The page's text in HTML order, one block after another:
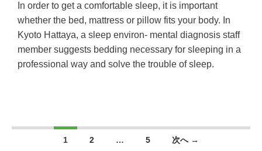
In order to get a comfortable sleep, it is important
whether the bed, mattress or pillow fits your body. In
Kyoto Hattaya, a sleep environ- mental diagnosis staff
member suggests bedding necessary for sleeping in a
professional way and solve the trouble of sleep.
投稿ナビゲーション
1 2 … 5 次へ →